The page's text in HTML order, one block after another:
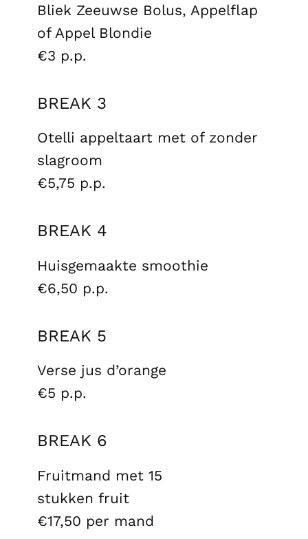
Bliek Zeeuwse Bolus, Appelflap
of Appel Blondie
€3 p.p.
BREAK 3
Otelli appeltaart met of zonder
slagroom
€5,75 p.p.
BREAK 4
Huisgemaakte smoothie
€6,50 p.p.
BREAK 5
Verse jus d’orange
€5 p.p.
BREAK 6
Fruitmand met 15
stukken fruit
€17,50 per mand